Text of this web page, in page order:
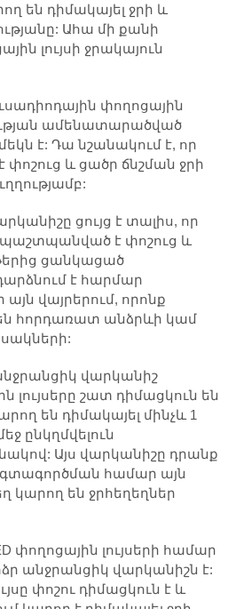
են դիմակայել ջրի և
Ահա մի քանի
լույսի ջրակայուն
փողոցային
ամենատարածված
է: Դա նշանակում է, որ
և ցածր ճնշման ջրի
ցույց է տալիս, որ
պաշտպանված է փոշուց և
ցանկացած
է հարմար
վայրերում, որոնք
հորդառատ անձրևի կամ
վարկանիշ
լույսերը շատ դիմացկուն են
են դիմակայել մինչև 1
ընկղմվելուն
Այս վարկանիշը դրանք
համար այն
կարող են ջրհեղեղներ
փողոցային լույսերի համար
անջրանցիկ վարկանիշն է:
փոշու դիմացկուն է և